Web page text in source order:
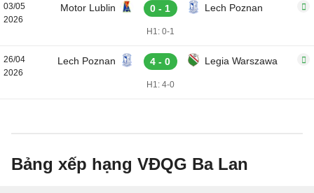
03/05
2026
Motor Lublin 0 - 1 Lech Poznan
H1: 0-1
26/04
2026
Lech Poznan 4 - 0 Legia Warszawa
H1: 4-0
Bảng xếp hạng VĐQG Ba Lan